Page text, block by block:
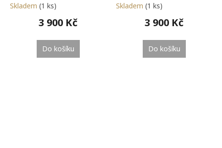
Skladem (1 ks)
3 900 Kč
Do košíku
Skladem (1 ks)
3 900 Kč
Do košíku